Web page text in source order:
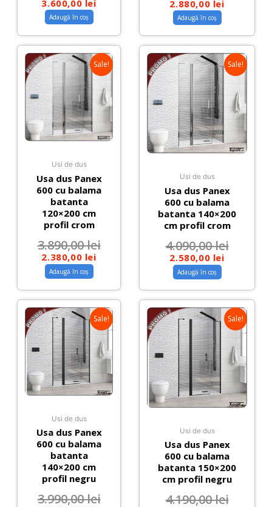
3.600,00 lei
Adaugă în coș
2.880,00 lei
Adaugă în coș
Sale!
Usi de dus
Usa dus Panex
600 cu balama
batanta
120×200 cm
profil crom
3.890,00lei
2.380,00 lei
Adaugă în coș
Sale!
Usi de dus
Usa dus Panex
600 cu balama
batanta 140×200
cm profil crom
4.090,00lei
2.580,00 lei
Adaugă în coș
Sale!
Usi de dus
Usa dus Panex
600 cu balama
batanta
140×200 cm
profil negru
3.990,00lei
Sale!
Usi de dus
Usa dus Panex
600 cu balama
batanta 150×200
cm profil negru
4.190,00lei